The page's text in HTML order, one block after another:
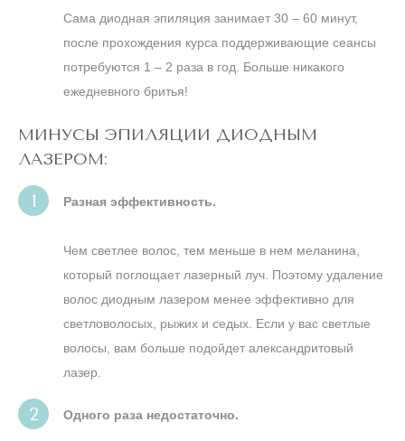
Сама диодная эпиляция занимает 30 – 60 минут,
после прохождения курса поддерживающие сеансы
потребуются 1 – 2 раза в год. Больше никакого
ежедневного бритья!
МИНУСЫ ЭПИЛЯЦИИ ДИОДНЫМ
ЛАЗЕРОМ:
Разная эффективность.
Чем светлее волос, тем меньше в нем меланина,
который поглощает лазерный луч. Поэтому удаление
волос диодным лазером менее эффективно для
светловолосых, рыжих и седых. Если у вас светлые
волосы, вам больше подойдет александритовый
лазер.
Одного раза недостаточно.